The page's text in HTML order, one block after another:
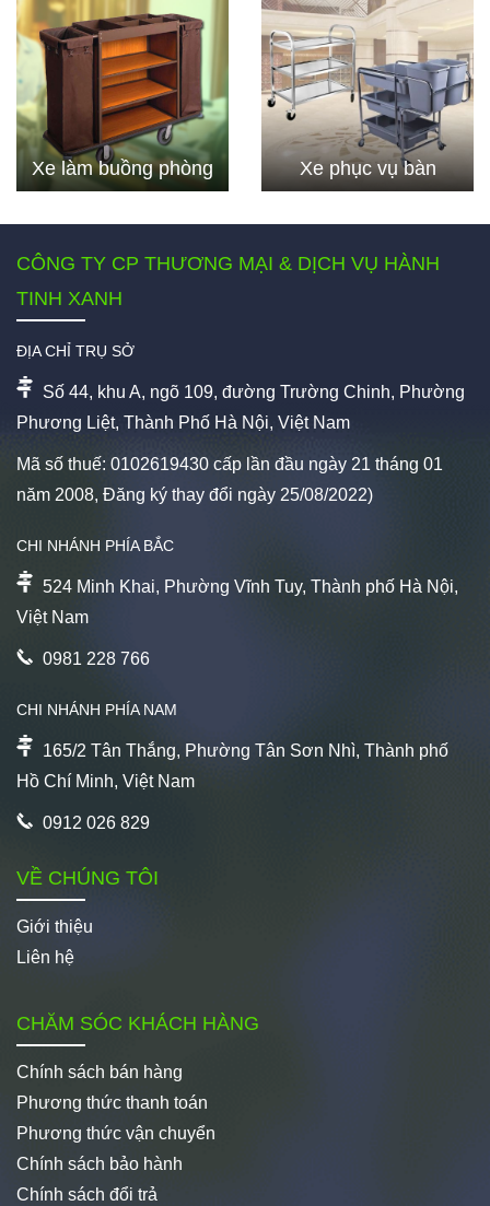
Xe làm buồng phòng Xe phục vụ bàn
CÔNG TY CP THƯƠNG MẠI & DỊCH VỤ HÀNH
TINH XANH
ĐỊA CHỈ TRỤ SỞ
Số 44, khu A, ngõ 109, đường Trường Chinh, Phường
Phương Liệt, Thành Phố Hà Nội, Việt Nam
Mã số thuế: 0102619430 cấp lần đầu ngày 21 tháng 01
năm 2008, Đăng ký thay đổi ngày 25/08/2022)
CHI NHÁNH PHÍA BẮC
524 Minh Khai, Phường Vĩnh Tuy, Thành phố Hà Nội,
Việt Nam
0981 228 766
CHI NHÁNH PHÍA NAM
165/2 Tân Thắng, Phường Tân Sơn Nhì, Thành phố
Hồ Chí Minh, Việt Nam
0912 026 829
VỀ CHÚNG TÔI
Giới thiệu
Liên hệ
CHĂM SÓC KHÁCH HÀNG
Chính sách bán hàng
Phương thức thanh toán
Phương thức vận chuyển
Chính sách bảo hành
Chính sách đổi trả